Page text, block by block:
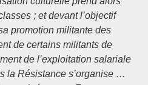
; et devant l’objectif
promotion militante des
de certains militants de
de l’exploitation salariale
la Résistance s’organise …